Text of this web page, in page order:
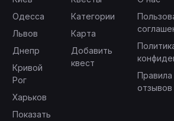
Одесса
Львов
Днепр
Кривой
Рог
Харьков
Показать
Категории
Карта
Добавить
квест
отзывов